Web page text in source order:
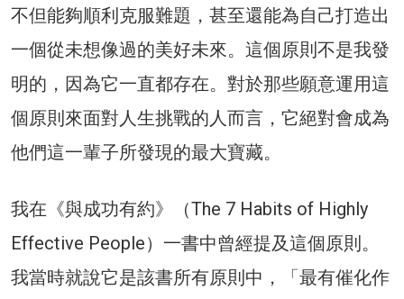
不但能夠順利克服難題，甚至還能為自己打造出
一個從未想像過的美好未來。這個原則不是我發
明的，因為它一直都存在。對於那些願意運用這
個原則來面對人生挑戰的人而言，它絕對會成為
他們這一輩子所發現的最大寶藏。
我在《與成功有約》（The 7 Habits of Highly
Effective People）一書中曾經提及這個原則。
我當時就說它是該書所有原則中，「最有催化作